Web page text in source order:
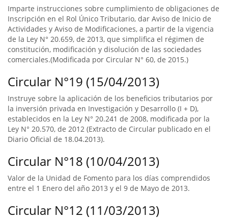
Imparte instrucciones sobre cumplimiento de obligaciones de
Inscripción en el Rol Único Tributario, dar Aviso de Inicio de
Actividades y Aviso de Modificaciones, a partir de la vigencia
de la Ley N° 20.659, de 2013, que simplifica el régimen de
constitución, modificación y disolución de las sociedades
comerciales.(Modificada por Circular N° 60, de 2015.)
Circular N°19 (15/04/2013)
Instruye sobre la aplicación de los beneficios tributarios por
la inversión privada en Investigación y Desarrollo (I + D),
establecidos en la Ley N° 20.241 de 2008, modificada por la
Ley N° 20.570, de 2012 (Extracto de Circular publicado en el
Diario Oficial de 18.04.2013).
Circular N°18 (10/04/2013)
Valor de la Unidad de Fomento para los días comprendidos
entre el 1 Enero del año 2013 y el 9 de Mayo de 2013.
Circular N°12 (11/03/2013)